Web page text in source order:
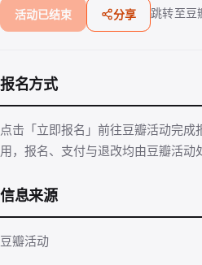
活动已结束 分享 跳转至豆
报名方式
点击「立即报名」前往豆瓣活动完成
用，报名、支付与退改均由豆瓣活动
信息来源
豆瓣活动